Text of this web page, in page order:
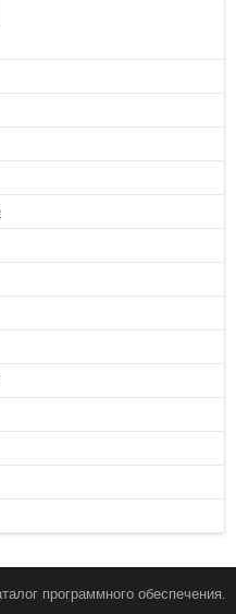
программного обеспечения.